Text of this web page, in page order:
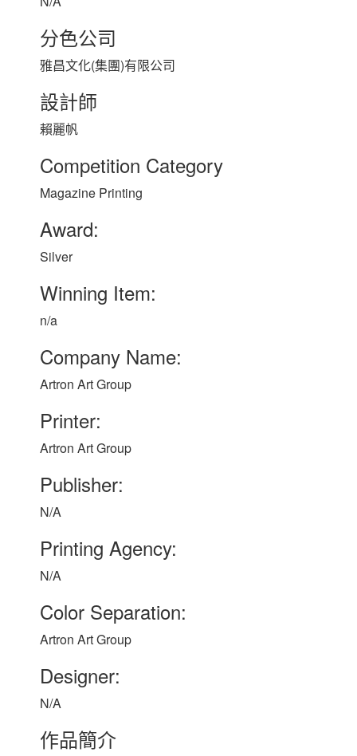
分色公司
雅昌文化(集團)有限公司
設計師
賴麗帆
Competition Category
Magazine Printing
Award:
Silver
Winning Item:
n/a
Company Name:
Artron Art Group
Printer:
Artron Art Group
Publisher:
N/A
Printing Agency:
N/A
Color Separation:
Artron Art Group
Designer:
N/A
作品簡介